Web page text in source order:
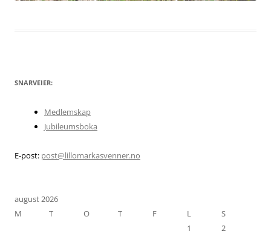
SNARVEIER:
Medlemskap
Jubileumsboka
E-post: post@lillomarkasvenner.no
august 2026
M
T O T F L
S
1
2